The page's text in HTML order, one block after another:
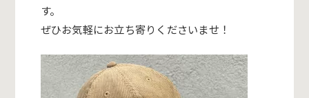
す。
ぜひお気軽にお立ち寄りくださいませ！